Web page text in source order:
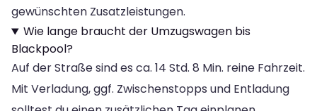
gewünschten Zusatzleistungen.
Wie lange braucht der Umzugswagen bis
Blackpool?
Auf der Straße sind es ca. 14 Std. 8 Min. reine Fahrzeit.
Mit Verladung, ggf. Zwischenstopps und Entladung